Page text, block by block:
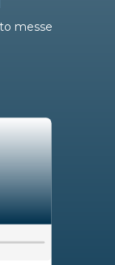
messe